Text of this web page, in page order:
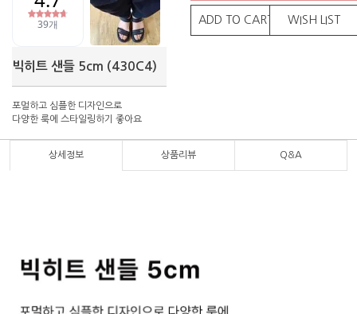
빅히트 샌들 5cm (430C4)
포멀하고 심플한 디자인으로
다양한 룩에 스타일링하기 좋아요
ADD TO CART WISH LIST
상세정보 상품리뷰 Q&A